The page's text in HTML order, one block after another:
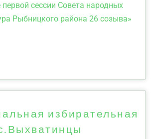
сессии Совета народных
Рыбницкого района 26 созыва»
избирательная